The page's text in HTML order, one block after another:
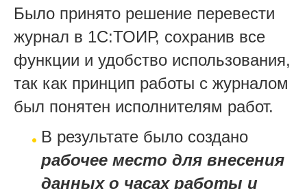
Было принято решение перевести
журнал в 1С:ТОИР, сохранив все
функции и удобство использования,
так как принцип работы с журналом
был понятен исполнителям работ.
В результате было создано
рабочее место для внесения
данных о часах работы и